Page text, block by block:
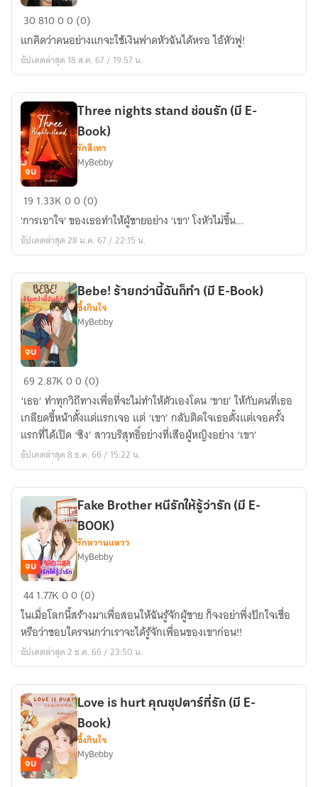
Teach
me!
ยัย
ติวเตอร์
E-
Book)
3081000 (0)
แกคิดว่าคนอย่างแกจะใช้เงินฟาดหัวฉันได้หรอ ไอ้หัวฟู!
อัปเดตล่าสุด 18 ส.ค. 67 / 19:57 น.
Three
nights
stand
ซ่อน
(มี
E-
Book)
จบ
Three nights stand ซ่อนรัก (มี E-
Book)
รักสีเทา
MyBebby
19 1.33K00 (0)
'การเอาใจ' ของเธอทำให้ผู้ชายอย่าง 'เขา' โงหัวไม่ขึ้น...
อัปเดตล่าสุด 28 ม.ค. 67 / 22:15 น.
Bebe!
ว่า
นี้
ฉัน
ก็ทำ
E-
Book)
จบ
Bebe! ร้ายกว่านี้ฉันก็ทำ (มี E-Book)
ซึ้งกินใจ
MyBebby
692.87K00 (0)
‘เธอ’ ทำทุกวิถีทางเพื่อที่จะไม่ทำให้ตัวเองโดน ‘ขาย’ ให้กับคนที่เธอ
เกลียดขี้หน้าตั้งแต่แรกเจอ แต่ ‘เขา’ กลับติดใจเธอตั้งแต่เจอครั้ง
แรกที่ได้เปิด ‘ซิง’ สาวบริสุทธิ์อย่างที่เสือผู้หญิงอย่าง ‘เขา’
อัปเดตล่าสุด 8 ธ.ค. 66 / 15:22 น.
Fake
Brother
หนี
รัก
ให้
ว่า
รัก
(มี
E-
BOOK)
จบ
Fake Brother หนีรักให้รู้ว่ารัก (มี E-
BOOK)
รักหวานแหวว
MyBebby
441.77K00 (0)
ในเมื่อโลกนี้สร้างมาเพื่อสอนให้ฉันรู้จักผู้ชาย ก็จงอย่าพึ่งปักใจเชื่อ
หรือว่าชอบใครจนกว่าเราจะได้รู้จักเพื่อนของเขาก่อน!!
อัปเดตล่าสุด 2 ธ.ค. 66 / 23:50 น.
จบ
Love is hurt คุณซุปตาร์ที่รัก (มี E-
Book)
ซึ้งกินใจ
MyBebby